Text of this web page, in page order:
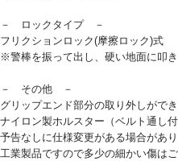
－ ロックタイプ －
フリクションロック(摩擦ロック)式
※警棒を振って出し、硬い地面に叩
－ その他 －
グリップエンド部分の取り外しがで
ナイロン製ホルスター（ベルト通し付
予告なしに仕様変更がある場合があり
工業製品ですので多少の細かい傷はご